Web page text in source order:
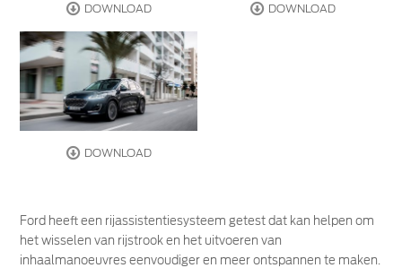
DOWNLOAD DOWNLOAD
DOWNLOAD
Ford heeft een rijassistentiesysteem getest dat kan helpen om
het wisselen van rijstrook en het uitvoeren van
inhaalmanoeuvres eenvoudiger en meer ontspannen te maken.